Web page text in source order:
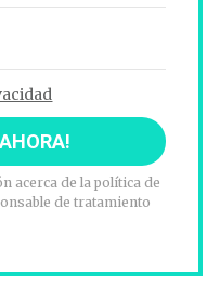
acerca de la política de
de tratamiento